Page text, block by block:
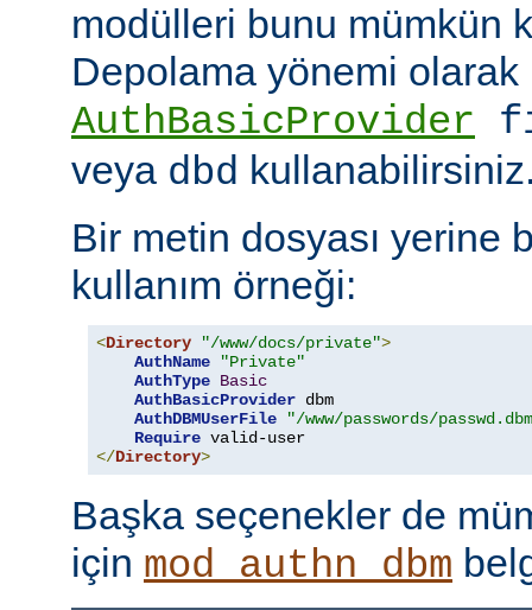
modülleri bunu mümkün
Depolama yönemi olarak
AuthBasicProvider
veya dbd
Bir metin dosyası yerine
kullanım örneği:
<Directory "/www/docs/private">
AuthName
"Private"
AuthType Basic
AuthBasicProvider dbm
AuthDBMUserFile
"/www/passwords/
Require
</Directory>
Başka seçenekler de
için mod_authn_dbm